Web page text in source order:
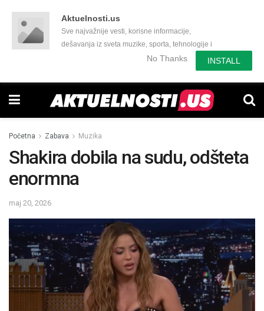
Aktuelnosti.us
Sve najvažnije vesti, korisne informacije,
dešavanja iz sveta muzike, sporta, tehnologije i
još mnogo toga zanimljivog.No Thanks INSTALL
Početna Zabava Muzika
Shakira dobila na sudu, odšteta
enormna
maj 20, 2026